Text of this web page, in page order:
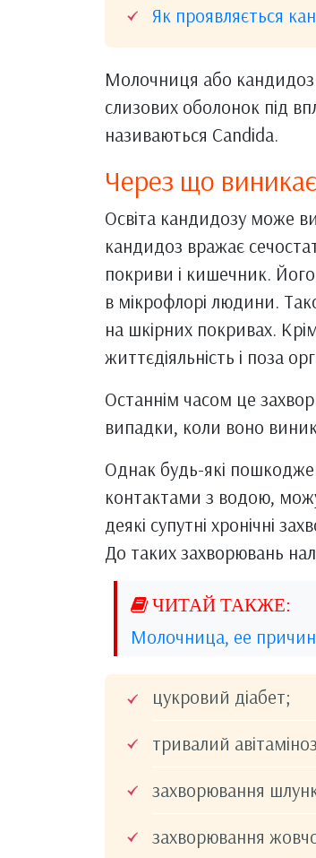
Як проявляється
Молочниця або
слизових оболонок під
називаються Candida.
Через що
Освіта кандидозу може
кандидоз вражає
покриви і кишечник.
в мікрофлорі людини.
на шкірних покривах.
життєдіяльність і поза
Останнім часом це
випадки, коли воно
Однак будь-які
контактами з водою,
деякі супутні хронічні
До таких захворювань
Молочница, ее
цукровий діабет;
тривалий
захворювання
захворювання